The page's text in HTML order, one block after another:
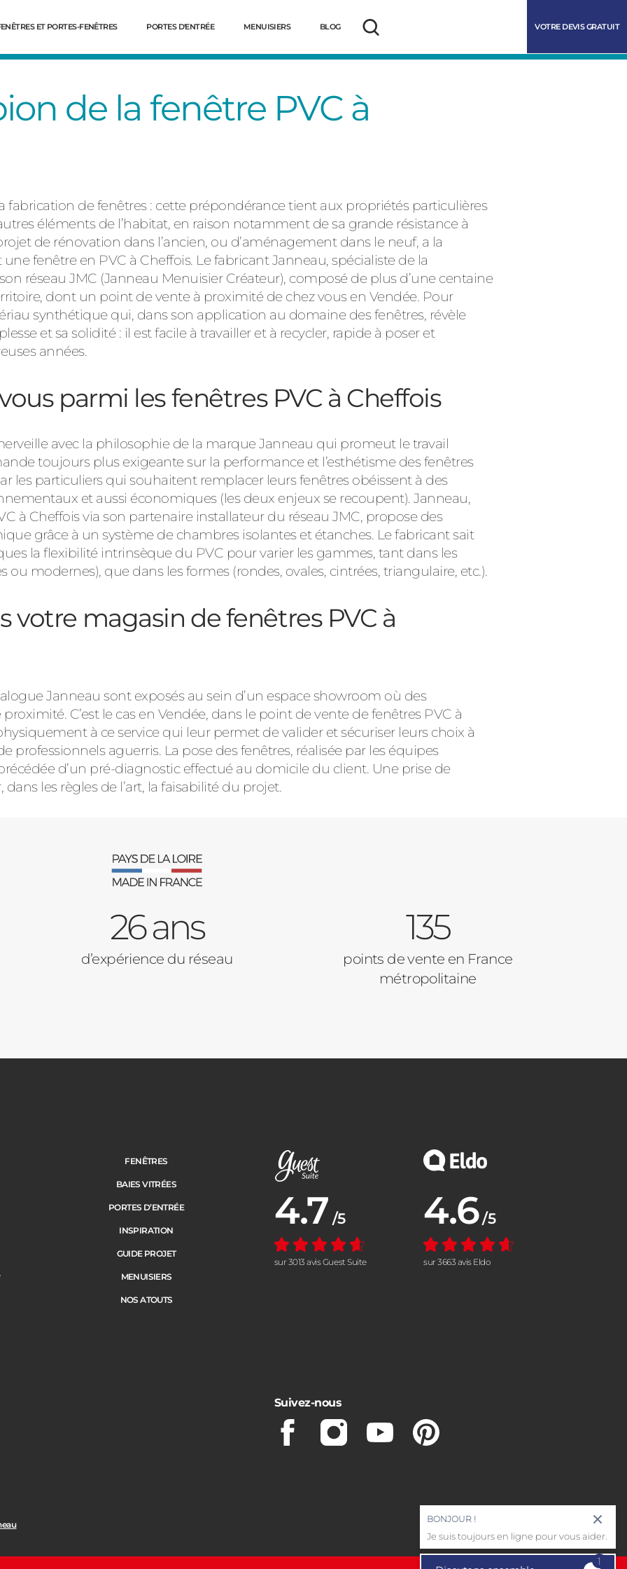
Consulter
Consulter
Démarrer
Découvrez
ET PORTES-FENÊTRES PORTES D'ENTRÉE MENUISIERS BLOG
Rechercher
VOTRE DEVIS GRATUIT
de la fenêtre PVC à
fabrication de fenêtres : cette prépondérance tient aux propriétés particulières
éléments de l’habitat, en raison notamment de sa grande résistance à
de rénovation dans l’ancien, ou d’aménagement dans le neuf, a la
fenêtre en PVC à Cheffois. Le fabricant Janneau, spécialiste de la
réseau JMC (Janneau Menuisier Créateur), composé de plus d’une centaine
dont un point de vente à proximité de chez vous en Vendée. Pour
synthétique qui, dans son application au domaine des fenêtres, révèle
et sa solidité : il est facile à travailler et à recycler, rapide à poser et
années.
parmi les fenêtres PVC à Cheffois
avec la philosophie de la marque Janneau qui promeut le travail
toujours plus exigeante sur la performance et l’esthétisme des fenêtres
les particuliers qui souhaitent remplacer leurs fenêtres obéissent à des
et aussi économiques (les deux enjeux se recoupent). Janneau,
à Cheffois via son partenaire installateur du réseau JMC, propose des
grâce à un système de chambres isolantes et étanches. Le fabricant sait
la flexibilité intrinsèque du PVC pour varier les gammes, tant dans les
ou modernes), que dans les formes (rondes, ovales, cintrées, triangulaire, etc.).
votre magasin de fenêtres PVC à
Janneau sont exposés au sein d’un espace showroom où des
C’est le cas en Vendée, dans le point de vente de fenêtres PVC à
à ce service qui leur permet de valider et sécuriser leurs choix à
professionnels aguerris. La pose des fenêtres, réalisée par les équipes
d’un pré-diagnostic effectué au domicile du client. Une prise de
les règles de l’art, la faisabilité du projet.
26 ans
d’expérience du réseau
135
points de vente en France
métropolitaine
FENÊTRES
BAIES VITRÉES
PORTES D’ENTRÉE
INSPIRATION
GUIDE PROJET
MENUISIERS
NOS ATOUTS
Note moyenne :
4.7 /5
sur 3013 avis Guest Suite
Note moyenne :
4.6 /5
sur 3663 avis Eldo
Suivez-nous
FacebookInstagramYoutubePinterest
1
BONJOUR !
Je suis toujours en ligne pour vous aider.